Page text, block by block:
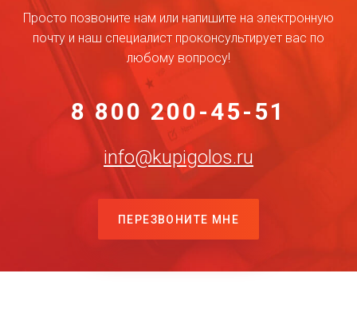
Просто позвоните нам или напишите на электронную
почту и наш специалист проконсультирует вас по
любому вопросу!
8 800 200-45-51
info@kupigolos.ru
ПЕРЕЗВОНИТЕ МНЕ